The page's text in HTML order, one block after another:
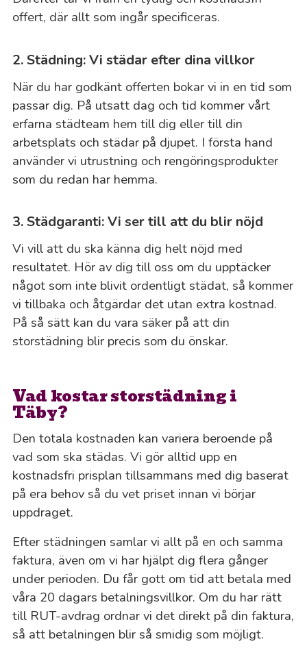
offert, där allt som ingår specificeras.
2. Städning: Vi städar efter dina villkor
När du har godkänt offerten bokar vi in en tid som
passar dig. På utsatt dag och tid kommer vårt
erfarna städteam hem till dig eller till din
arbetsplats och städar på djupet. I första hand
använder vi utrustning och rengöringsprodukter
som du redan har hemma.
3. Städgaranti: Vi ser till att du blir nöjd
Vi vill att du ska känna dig helt nöjd med
resultatet. Hör av dig till oss om du upptäcker
något som inte blivit ordentligt städat, så kommer
vi tillbaka och åtgärdar det utan extra kostnad.
På så sätt kan du vara säker på att din
storstädning blir precis som du önskar.
Vad kostar storstädning i
Täby?
Den totala kostnaden kan variera beroende på
vad som ska städas. Vi gör alltid upp en
kostnadsfri prisplan tillsammans med dig baserat
på era behov så du vet priset innan vi börjar
uppdraget.
Efter städningen samlar vi allt på en och samma
faktura, även om vi har hjälpt dig flera gånger
under perioden. Du får gott om tid att betala med
våra 20 dagars betalningsvillkor. Om du har rätt
till RUT-avdrag ordnar vi det direkt på din faktura,
så att betalningen blir så smidig som möjligt.